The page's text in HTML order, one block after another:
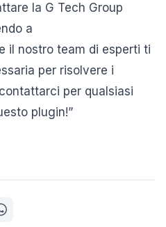
la G Tech Group
a
il nostro team di esperti ti
per risolvere i
per qualsiasi
plugin!”